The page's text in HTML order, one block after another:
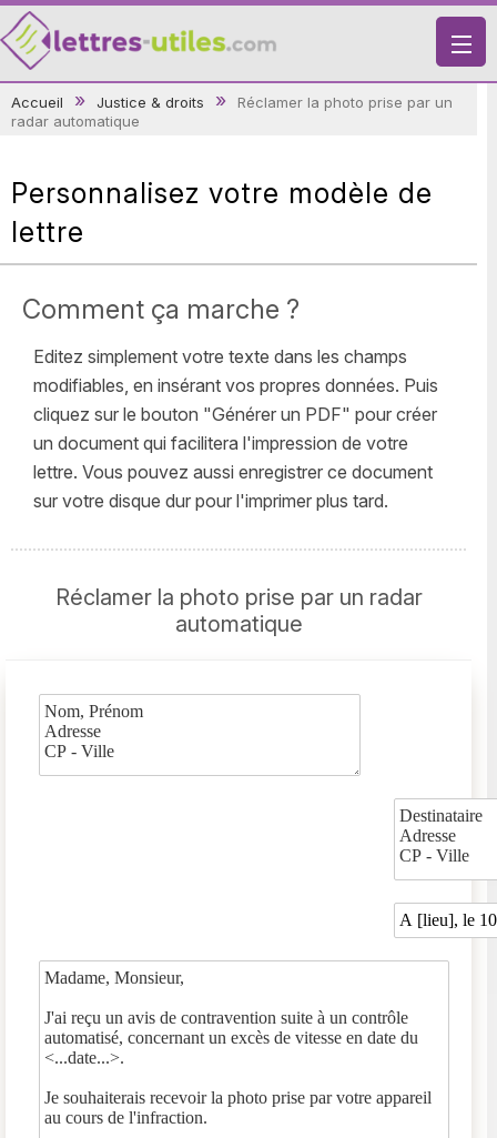
X
LETTRES DE MOTIVATION
Accueil Justice & droits
Réclamer la photo prise par un
radar automatique
Personnalisez votre modèle de
lettre
Comment ça marche ?
Editez simplement votre texte dans les champs
modifiables, en insérant vos propres données. Puis
cliquez sur le bouton "Générer un PDF" pour créer
un document qui facilitera l'impression de votre
lettre. Vous pouvez aussi enregistrer ce document
sur votre disque dur pour l'imprimer plus tard.
Réclamer la photo prise par un radar
automatique